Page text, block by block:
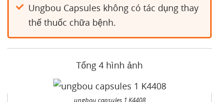
Ungbou Capsules không có tác dụng thay
thế thuốc chữa bệnh.
Tổng 4 hình ảnh
ungbou capsules 1 K4408